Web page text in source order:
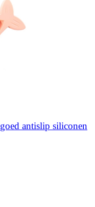
antislip siliconen